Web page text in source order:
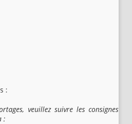
:
veuillez suivre les consignes
: